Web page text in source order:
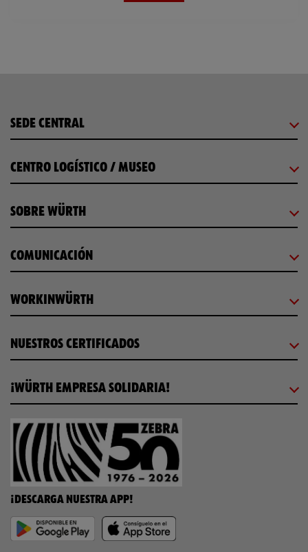
SEDE CENTRAL
CENTRO LOGÍSTICO / MUSEO
SOBRE WÜRTH
COMUNICACIÓN
WORKINWÜRTH
NUESTROS CERTIFICADOS
¡WÜRTH EMPRESA SOLIDARIA!
¡DESCARGA NUESTRA APP!